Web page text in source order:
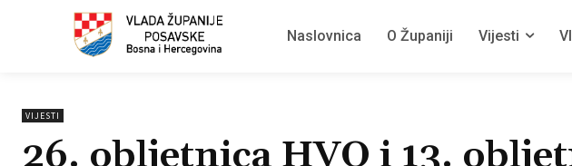
Naslovnica O Županiji Vijesti
VIJESTI
26. obljetnica HVO i 13.